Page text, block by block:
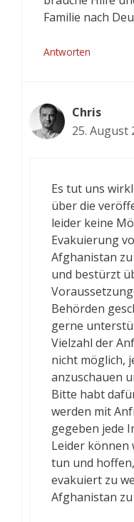
Familie nach
Antworten
Chris
25. August
Es tut uns
über die
leider keine
Evakuierung
Afghanistan
und bestürzt
Behörden
gerne
Vielzahl der
nicht möglich,
anzuschauen
Bitte habt
werden mit
gegeben jede
Leider können
tun und
evakuiert zu
Afghanistan